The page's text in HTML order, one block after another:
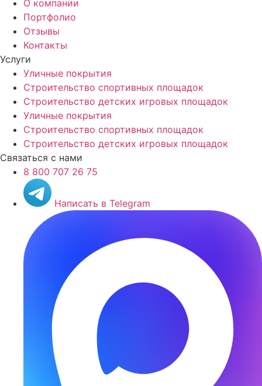
О компании
Портфолио
Отзывы
Контакты
Услуги
Уличные покрытия
Строительство спортивных площадок
Строительство детских игровых площадок
Уличные покрытия
Строительство спортивных площадок
Строительство детских игровых площадок
Связаться с нами
8 800 707 26 75
Написать в Telegram